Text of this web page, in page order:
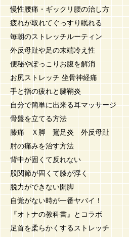
慢性腰痛・ギックリ腰の治し方
疲れが取れてぐっすり眠れる
毎朝のストレッチルーティン
外反母趾や足の末端冷え性
便秘やぽっこりお腹を解消
お尻ストレッチ 坐骨神経痛
手と指の疲れと腱鞘炎
自分で簡単に出来る耳マッサージ
骨盤を立てる方法
膝痛 Ｘ脚 鵞足炎 外反母趾
肘の痛みを治す方法
背中が固くて反れない
股関節が固くて膝が浮く
脱力ができない開脚
自覚がない時が一番ヤバイ！
『オトナの教科書』とコラボ
足首を柔らかくするストレッチ